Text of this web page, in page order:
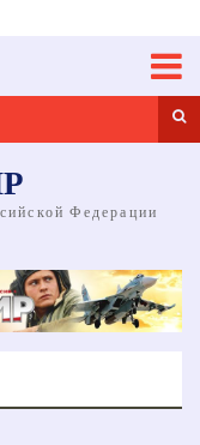
Федерации